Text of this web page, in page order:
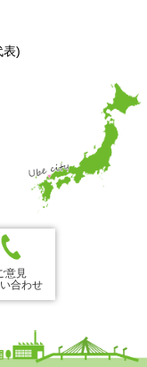
表)
意見
合わせ